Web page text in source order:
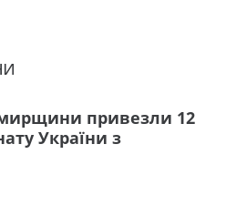
привезли 12
України з